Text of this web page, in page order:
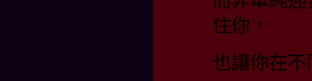
住你，
也讓你在